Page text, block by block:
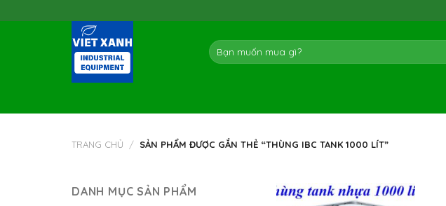
to
Tìm
kiếm:
TRANG CHỦ / SẢN PHẨM ĐƯỢC GẮN THẺ “THÙNG IBC TANK 1000 LÍT”
DANH MỤC SẢN PHẨM